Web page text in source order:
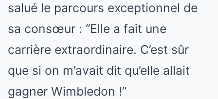
salué le parcours exceptionnel de
sa consœur : “Elle a fait une
carrière extraordinaire. C’est sûr
que si on m’avait dit qu’elle allait
gagner Wimbledon !”